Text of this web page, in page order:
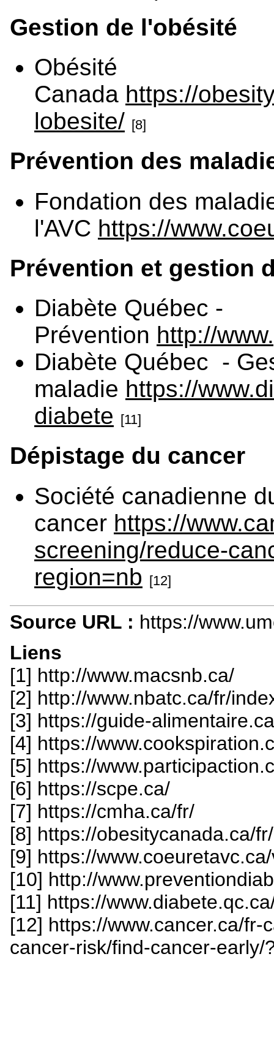
Gestion de l'obésité
Obésité
Canada https://
lobesite/ [8]
Prévention des
Fondation des
l'AVC https://
Prévention et gestion
Diabète Québec -
Prévention http://
Diabète Québec -
maladie https://
diabete [11]
Dépistage du cancer
Société canadienne
cancer https://
screening/reduce-
region=nb [12]
Source URL : https://
Liens
[1] http://www.macsnb.ca/
[2] http://www.nbatc.ca/fr/
[3] https://guide-
[4] https://
[5] https://
[6] https://scpe.ca/
[7] https://cmha.ca/fr/
[8] https://obesitycanada.ca/
[9] https://
[10] http://
[11] https://
[12] https://www.cancer.ca/
cancer-risk/find-cancer-early/